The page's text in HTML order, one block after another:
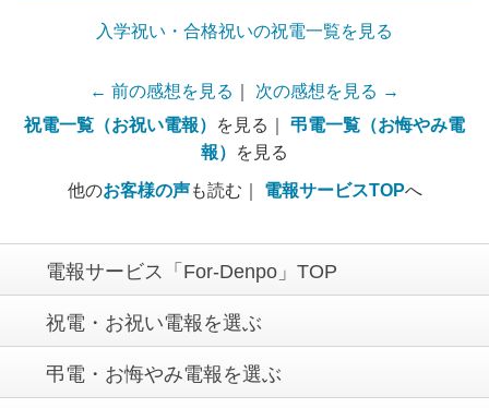
入学祝い・合格祝いの祝電一覧を見る
← 前の感想を見る
次の感想を見る →
祝電一覧（お祝い電報）
を見る｜ 弔電一覧（お悔やみ電
報）
を見る
他のお客様の声も読む｜ 電報サービスTOPへ
電報サービス「For-Denpo」TOP
祝電・お祝い電報を選ぶ
弔電・お悔やみ電報を選ぶ